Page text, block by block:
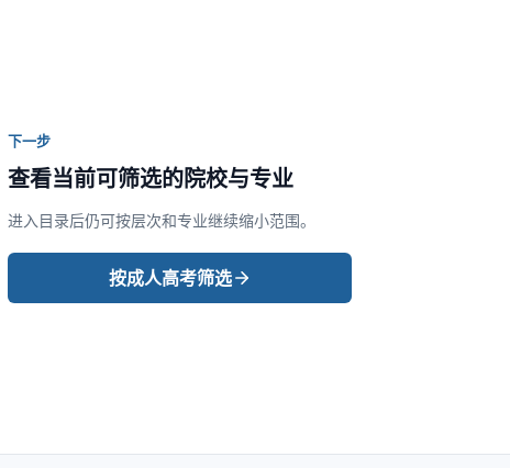
下一步
查看当前可筛选的院校与专业
进入目录后仍可按层次和专业继续缩小范围。
按成人高考筛选